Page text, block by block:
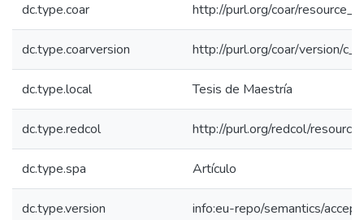
dc.type.coar http://purl.org/coar/
dc.type.coarversion http://purl.org/coar/version/
dc.type.local Tesis de Maestría
dc.type.redcol http://purl.org/redcol/
dc.type.spa Artículo
dc.type.version info:eu-repo/semantics/